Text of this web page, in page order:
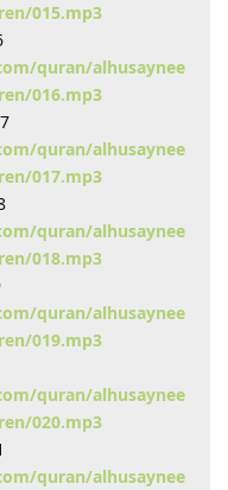
015.mp3
quran/alhusaynee
016.mp3
quran/alhusaynee
017.mp3
quran/alhusaynee
018.mp3
quran/alhusaynee
019.mp3
quran/alhusaynee
020.mp3
quran/alhusaynee